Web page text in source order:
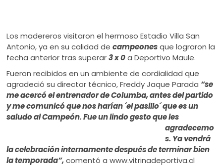
Los madereros visitaron el hermoso Estadio Villa San
Antonio, ya en su calidad decampeones que lograron la
fecha anterior tras superar3 x 0 a Deportivo Maule.
Fueron recibidos en un ambiente de cordialidad que
agradeció su director técnico, Freddy Jaque Parada “se
me acercó el entrenador de Columba, antes del partido
y me comunicó que nos harían ´el pasillo´ que es un
saludo al Campeón. Fue un lindogesto que les
agradecemo
s. Ya vendrá
la celebración internamente después de terminar bien
la temporada”,comentó a www.vitrinadeportiva.cl